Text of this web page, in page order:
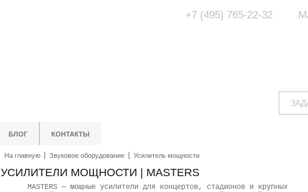
+7 (495) 765-22-32
БЛОГ КОНТАКТЫ
На главную Звуковое оборудование Усилитель мощности
УСИЛИТЕЛИ МОЩНОСТИ | MASTERS
MASTERS — мощные усилители для концертов, стадионов и крупных